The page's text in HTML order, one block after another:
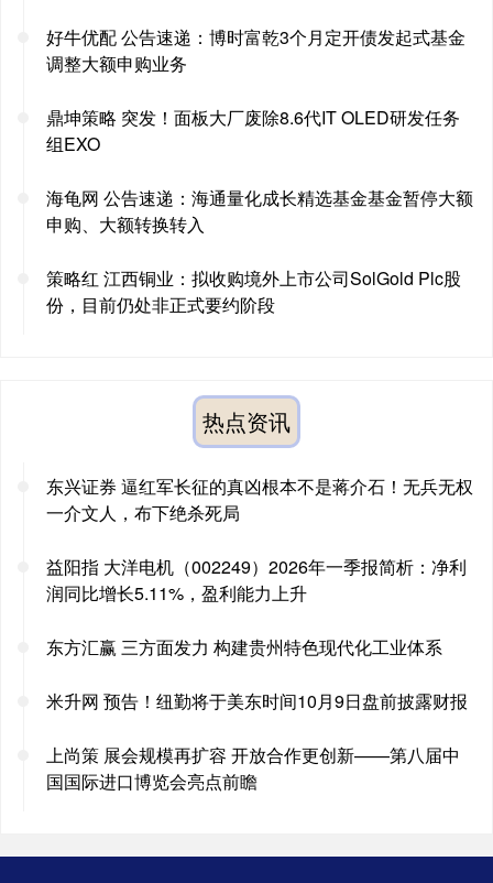
好牛优配 公告速递：博时富乾3个月定开债发起式基金
调整大额申购业务
鼎坤策略 突发！面板大厂废除8.6代IT OLED研发任务
组EXO
海龟网 公告速递：海通量化成长精选基金基金暂停大额
申购、大额转换转入
策略红 江西铜业：拟收购境外上市公司SolGold Plc股
份，目前仍处非正式要约阶段
热点资讯
东兴证券 逼红军长征的真凶根本不是蒋介石！无兵无权
一介文人，布下绝杀死局
益阳指 大洋电机（002249）2026年一季报简析：净利
润同比增长5.11%，盈利能力上升
东方汇赢 三方面发力 构建贵州特色现代化工业体系
米升网 预告！纽勤将于美东时间10月9日盘前披露财报
上尚策 展会规模再扩容 开放合作更创新——第八届中
国国际进口博览会亮点前瞻